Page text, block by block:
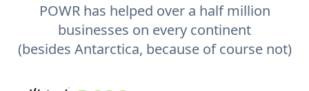
POWR has helped over a half million
businesses on every continent
(besides Antarctica, because of course not)